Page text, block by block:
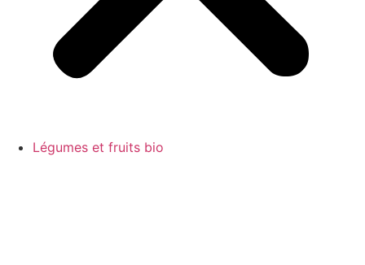
Légumes et fruits bio